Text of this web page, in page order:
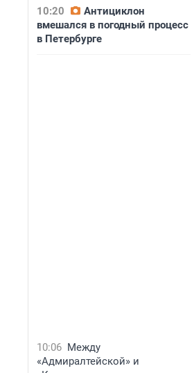
10:20
Антициклон
вмешался в погодный процесс
в Петербурге
10:06 Между
«Адмиралтейской» и